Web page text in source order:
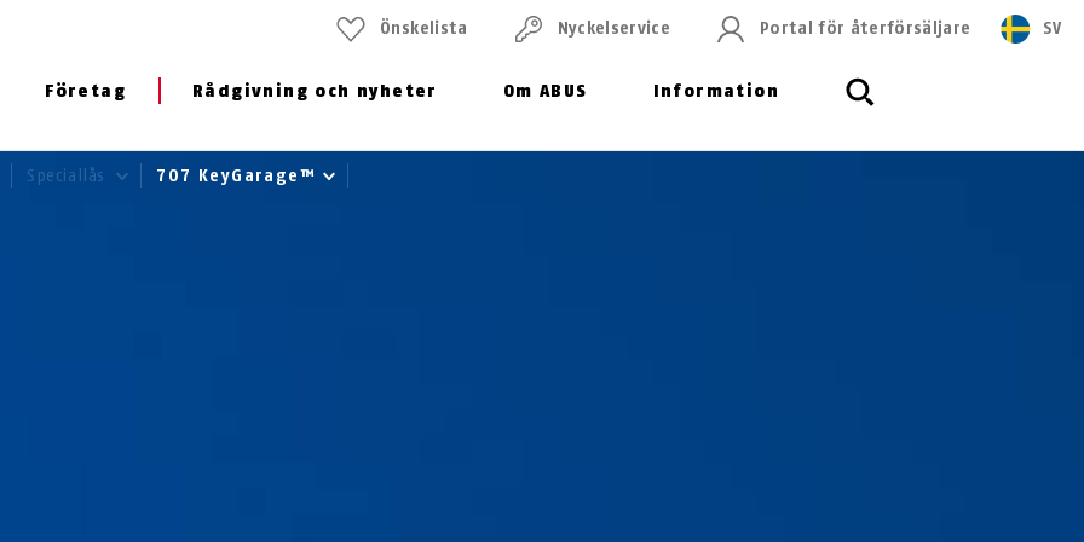
Företag Rådgivning och nyheter Om ABUS Information
Önskelista Nyckelservice Portal för återförsäljare SV
Speciallås 707 KeyGarage™